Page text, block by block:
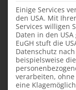
Einige Services
den USA. Mit
Services willigen
Daten in den
EuGH stuft die
Datenschutz
beispielsweise
verarbeiten,
eine